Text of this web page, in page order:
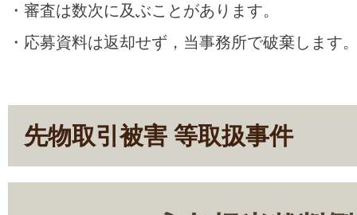
・審査は数次に及ぶことがあります。
・応募資料は返却せず，当事務所で破棄します
先物取引被害 等取扱事件